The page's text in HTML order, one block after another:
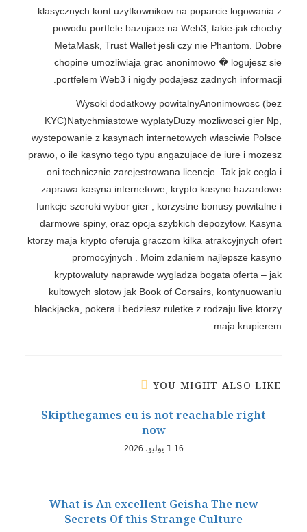
klasycznych kont uzytkownikow na poparcie logowania z
powodu portfele bazujace na Web3, takie-jak chocby
MetaMask, Trust Wallet jesli czy nie Phantom. Dobre
chopine umozliwiaja grac anonimowo � logujesz sie
portfelem Web3 i nigdy podajesz zadnych informacji.
Wysoki dodatkowy powitalnyAnonimowosc (bez
KYC)Natychmiastowe wyplatyDuzy mozliwosci gier Np,
wystepowanie z kasynach internetowych wlasciwie Polsce
prawo, o ile kasyno tego typu angazujace de iure i mozesz
oni technicznie zarejestrowana licencje. Tak jak cegla i
zaprawa kasyna internetowe, krypto kasyno hazardowe
funkcje szeroki wybor gier , korzystne bonusy powitalne i
darmowe spiny, oraz opcja szybkich depozytow. Kasyna
ktorzy maja krypto oferuja graczom kilka atrakcyjnych ofert
promocyjnych . Moim zdaniem najlepsze kasyno
kryptowaluty naprawde wygladza bogata oferta – jak
kultowych slotow jak Book of Corsairs, kontynuowaniu
blackjacka, pokera i bedziesz ruletke z rodzaju live ktorzy
maja krupierem.
YOU MIGHT ALSO LIKE
Skipthegames eu is not reachable right
now
16 يوليو، 2026
What is An excellent Geisha The new
Secrets Of this Strange Culture